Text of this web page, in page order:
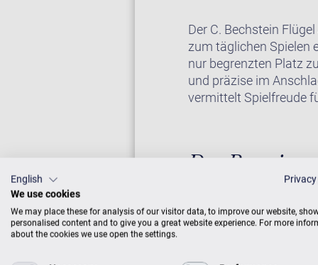
Der C. Bechstein
zum täglichen Spielen
nur begrenzten Platz
und präzise im
vermittelt Spielfreude
Der
Auch der Academy-
Entwicklung und
Materialien werden
Flügel A 160 tritt den
English
We use cookies
We may place these for analysis of our visitor data, to improve our website,
personalised content and to give you a great website experience. For more
about the cookies we use open the settings.